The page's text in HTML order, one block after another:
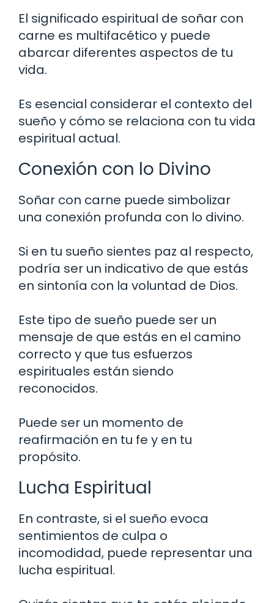
El significado espiritual de soñar con
carne es multifacético y puede
abarcar diferentes aspectos de tu
vida.
Es esencial considerar el contexto del
sueño y cómo se relaciona con tu vida
espiritual actual.
Conexión con lo Divino
Soñar con carne puede simbolizar
una conexión profunda con lo divino.
Si en tu sueño sientes paz al respecto,
podría ser un indicativo de que estás
en sintonía con la voluntad de Dios.
Este tipo de sueño puede ser un
mensaje de que estás en el camino
correcto y que tus esfuerzos
espirituales están siendo
reconocidos.
Puede ser un momento de
reafirmación en tu fe y en tu
propósito.
Lucha Espiritual
En contraste, si el sueño evoca
sentimientos de culpa o
incomodidad, puede representar una
lucha espiritual.